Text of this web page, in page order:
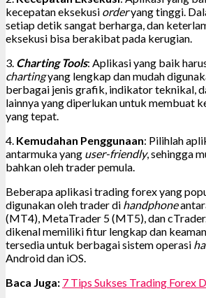
kecepatan eksekusi orderyang tinggi.
setiap detik sangat berharga, dan
eksekusi bisa berakibat pada kerugian.
3. Charting Tools: Aplikasi yang baik
chartingyang lengkap dan mudah
berbagai jenis grafik, indikator teknikal,
lainnya yang diperlukan untuk membuat
yang tepat.
4. Kemudahan Penggunaan: Pilihlah
antarmuka yang user-friendly, sehingga
bahkan oleh trader pemula.
Beberapa aplikasi trading forex yang
digunakan oleh trader di handphone
(MT4), MetaTrader 5 (MT5), dan
dikenal memiliki fitur lengkap dan
tersedia untuk berbagai sistem operasi
Android dan iOS.
Baca Juga: 7 Tips Sukses Trading Forex